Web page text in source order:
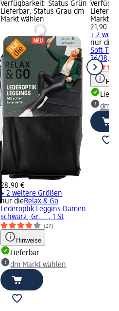
Verfügbarkeit: Status Grün
Lieferbar, Status Grau dm
Markt wählen
28,90 €
+ 2 weitere Größen
nur dieRelax & Go
Lederoptik Leggins Damen
schwarz, Gr...., 1 St
(27)
Hinweise
Lieferbar
dm Markt wählen
Markt
21,90 €
+ 2
nur die
Soft
36/38, 1
dm